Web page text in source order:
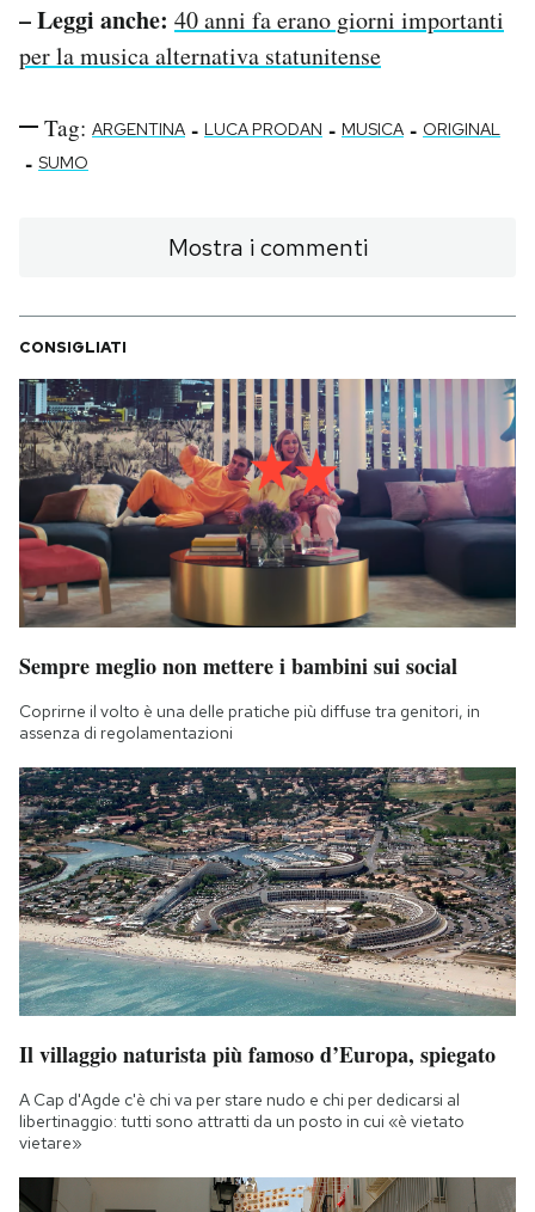
– Leggi anche: 40 anni fa erano giorni importanti
per la musica alternativa statunitense
Tag: ARGENTINA - LUCA PRODAN - MUSICA - ORIGINAL
- SUMO
Mostra i commenti
CONSIGLIATI
Sempre meglio non mettere i bambini sui social
Coprirne il volto è una delle pratiche più diffuse tra genitori, in
assenza di regolamentazioni
Il villaggio naturista più famoso d’Europa, spiegato
A Cap d'Agde c'è chi va per stare nudo e chi per dedicarsi al
libertinaggio: tutti sono attratti da un posto in cui «è vietato
vietare»